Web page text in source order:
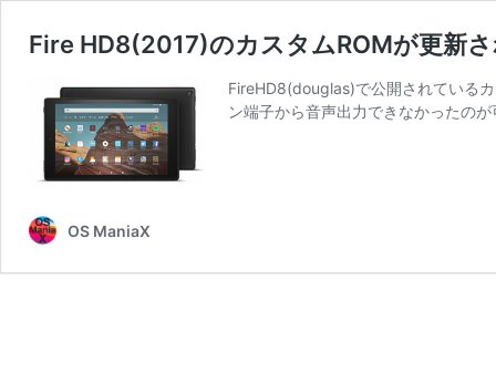
Fire HD8(2017)のカスタムROMが更新
FireHD8(douglas)で公開されている
ン端子から音声出力できなかったの
OS ManiaX